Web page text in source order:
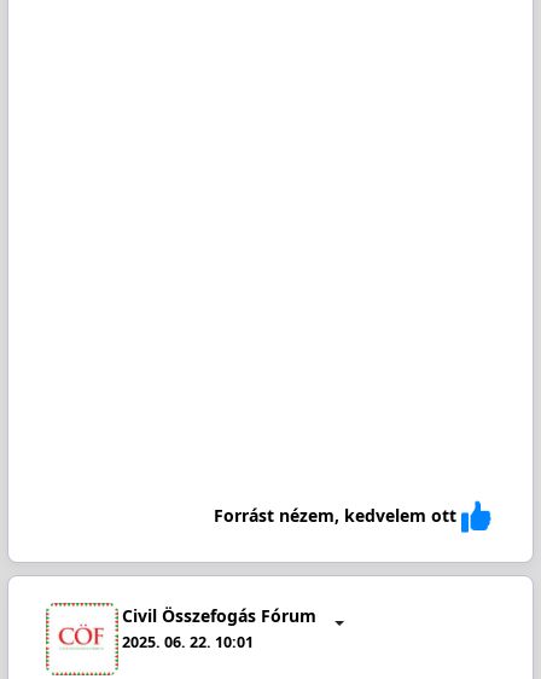
Forrást nézem, kedvelem ott
Civil Összefogás Fórum
2025. 06. 22. 10:01